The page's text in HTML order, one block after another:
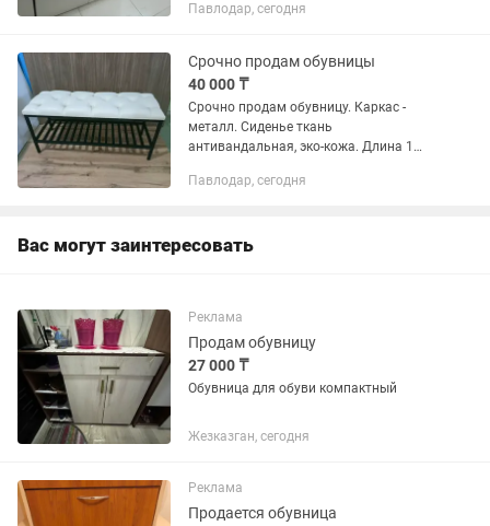
городу Павлодар до подъезда
Павлодар, сегодня
Срочно продам обувницы
40 000 ₸
Срочно продам обувницу. Каркас -
металл. Сиденье ткань
антивандальная, эко-кожа. Длина 1
подъезда по г.Павлодар. Возможно
Павлодар, сегодня
Вас могут заинтересовать
Реклама
Продам обувницу
27 000 ₸
Обувница для обуви компактный
Жезказган, сегодня
Реклама
Продается обувница